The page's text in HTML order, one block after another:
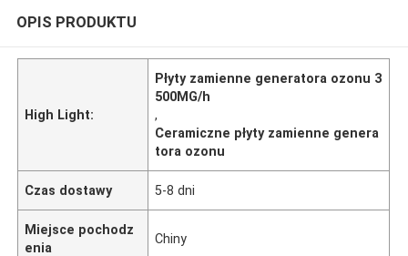
OPIS PRODUKTU
High Light:
Płyty zamienne generatora ozonu 3
500MG/h
,
Ceramiczne płyty zamienne genera
tora ozonu
Czas dostawy 5-8 dni
Miejsce pochodz
enia
Chiny